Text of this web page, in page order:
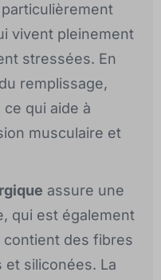
vivent pleinement
stressées. En
remplissage,
qui aide à
musculaire et
assure une
qui est également
contient des fibres
siliconées. La